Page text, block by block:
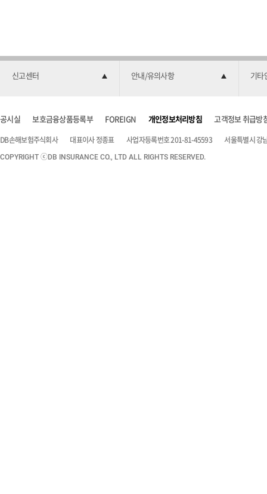
신고센터 안내/유의사항 기타
공시실 보호금융상품등록부 FOREIGN 개인정보처리방침 고객정보 취급방
DB손해보험주식회사 대표이사 정종표 사업자등록번호 201-81-45593 서울특별시 강
COPYRIGHT ⓒDB INSURANCE CO., LTD ALL RIGHTS RESERVED.